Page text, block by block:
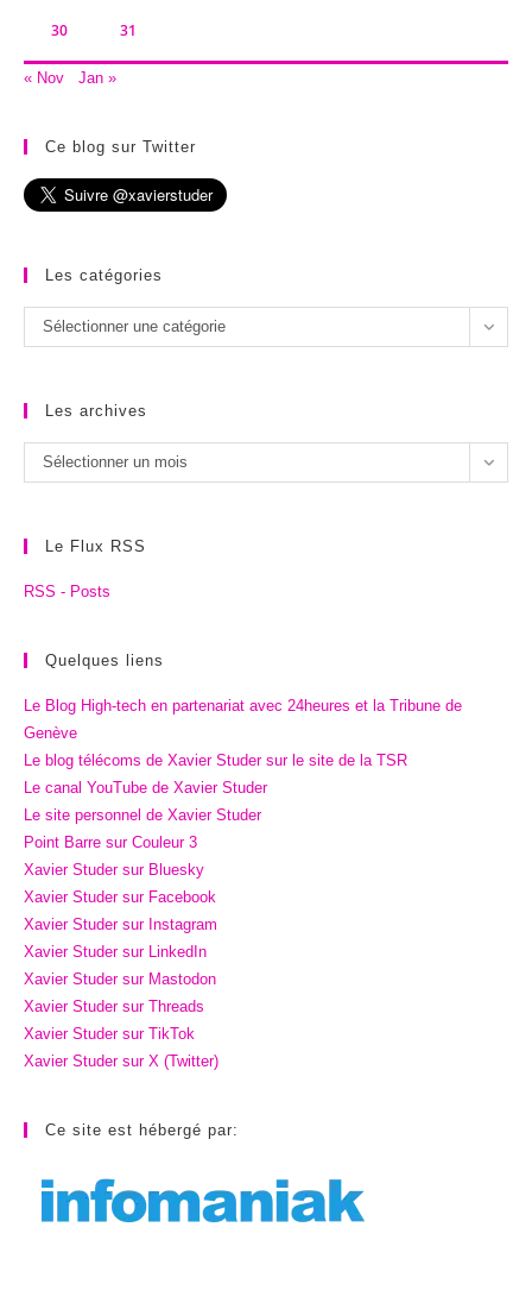
30 31
« Nov Jan »
Ce blog sur Twitter
Les catégories
Les
catégories
Sélectionner une catégorie
Les archives
Les
archives
Sélectionner un mois
Le Flux RSS
RSS - Posts
Quelques liens
Le Blog High-tech en partenariat avec 24heures et la Tribune de
Genève
Le blog télécoms de Xavier Studer sur le site de la TSR
Le canal YouTube de Xavier Studer
Le site personnel de Xavier Studer
Point Barre sur Couleur 3
Xavier Studer sur Bluesky
Xavier Studer sur Facebook
Xavier Studer sur Instagram
Xavier Studer sur LinkedIn
Xavier Studer sur Mastodon
Xavier Studer sur Threads
Xavier Studer sur TikTok
Xavier Studer sur X (Twitter)
Ce site est hébergé par: